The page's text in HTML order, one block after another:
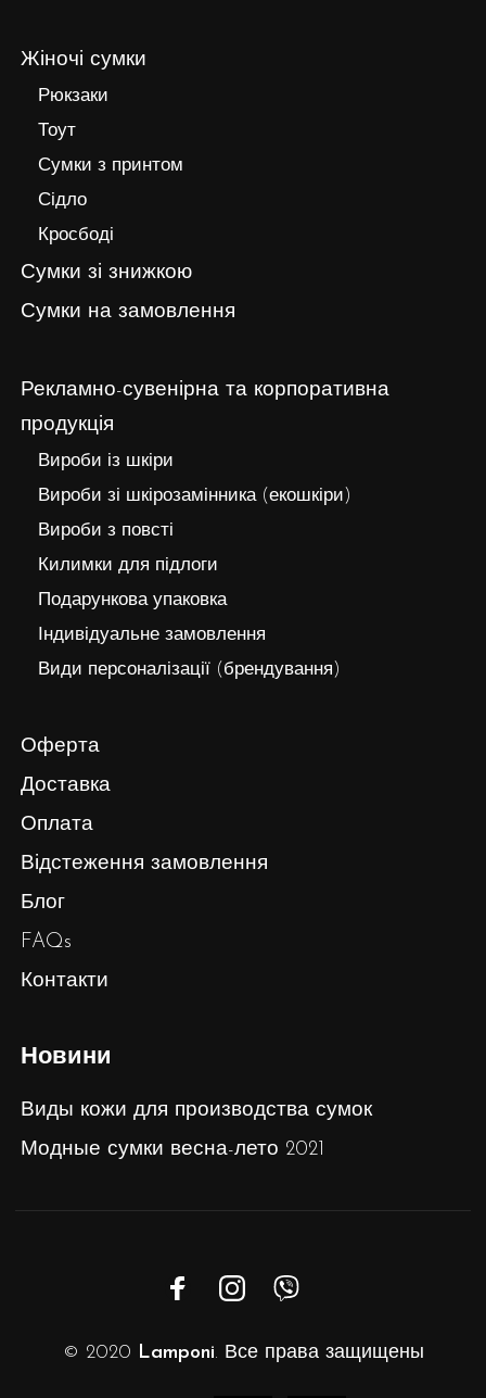
Жіночі сумки
Рюкзаки
Тоут
Сумки з принтом
Сідло
Кросбоді
Сумки зі знижкою
Сумки на замовлення
Рекламно-сувенірна та корпоративна
продукція
Вироби із шкіри
Вироби зі шкірозамінника (екошкіри)
Вироби з повсті
Килимки для підлоги
Подарункова упаковка
Індивідуальне замовлення
Види персоналізації (брендування)
Оферта
Доставка
Оплата
Відстеження замовлення
Блог
FAQs
Контакти
Новини
Виды кожи для производства сумок
Модные сумки весна-лето 2021
© 2020 Lamponi. Все права защищены